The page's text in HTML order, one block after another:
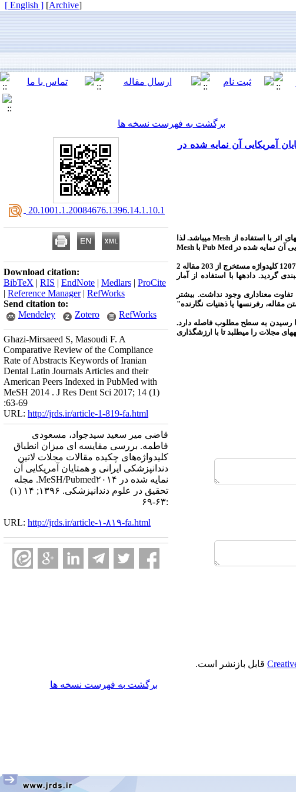
[
Archive
]
[ English ]
برگشت به فهرست نسخه ها
آمریکایی آن نمایه شده در
اثر با استفاده از Meshمی‏باشد. لذا
آن نمایه شده درPub Medبا Mesh
: مطالعه توصیفی و از نوع کاربردی بود. درمجموع 1191 کلیدواژه مستخرج از 290 مقاله 4 مجله ایرانی منتخب و 1207 کلیدواژه مستخرج از 203 مقاله 2
گردید. داده‏ها با استفاده از آمار
معناداری وجود نداشت. بیشتر
رفرنس‏ها یا ذهنیات نگارنده"
تا رسیدن به سطح مطلوب فاصله دارد.
مجلات را می‏طلبد تا با ارزش‏گذاری
‎ 20.1001.1.20084676.1396.14.1.10.1
Download citation:
BibTeX | RIS | EndNote | Medlars | ProCite
| Reference Manager| RefWorks
Send citation to:
Mendeley
Zotero RefWorks
Ghazi-Mirsaeed S, Masoudi F. A
Comparative Review of the Compliance
Rate of Abstracts Keywords of Iranian
Dental Latin Journals Articles and their
American Peers Indexed in PubMed with
MeSH 2014 . J Res Dent Sci 2017; 14 (1)
:63-69
URL: http://jrds.ir/article-1-819-fa.html
قاضی میر سعید سیدجواد، مسعودی
فاطمه. بررسی مقایسه ‌ای میزان انطباق
کلیدواژه‌های چکیده مقالات مجلات لاتین
دندانپزشکی ایرانی و همتایان آمریکایی آن
نمایه شده در MeSH/Pubmed۲۰۱۴. مجله
تحقیق در علوم دندانپزشکی. ۱۳۹۶; ۱۴ (۱)
:۶۳-۶۹
URL: http://jrds.ir/article-۱-۸۱۹-fa.html
قابل بازنشر است.
برگشت به فهرست نسخه ها